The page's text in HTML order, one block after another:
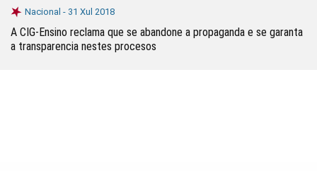
Nacional - 31 Xul 2018
A CIG-Ensino reclama que se abandone a propaganda e se garanta
a transparencia nestes procesos